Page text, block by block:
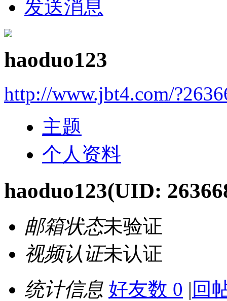
发送消息
haoduo123
http://www.jbt4.com/
主题
个人资料
haoduo123(UID:
邮箱状态未验证
视频认证未认证
统计信息 好友数 0 | 回